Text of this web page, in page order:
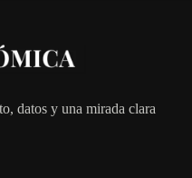
datos y una mirada clara